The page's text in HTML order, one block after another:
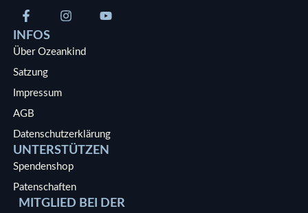
INFOS
Über Ozeankind
Satzung
Impressum
AGB
Datenschutzerklärung
UNTERSTÜTZEN
Spendenshop
Patenschaften
MITGLIED BEI DER